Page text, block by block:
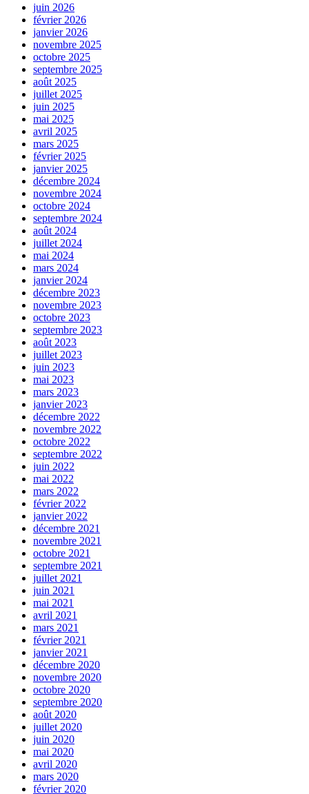
juin 2026
février 2026
janvier 2026
novembre 2025
octobre 2025
septembre 2025
août 2025
juillet 2025
juin 2025
mai 2025
avril 2025
mars 2025
février 2025
janvier 2025
décembre 2024
novembre 2024
octobre 2024
septembre 2024
août 2024
juillet 2024
mai 2024
mars 2024
janvier 2024
décembre 2023
novembre 2023
octobre 2023
septembre 2023
août 2023
juillet 2023
juin 2023
mai 2023
mars 2023
janvier 2023
décembre 2022
novembre 2022
octobre 2022
septembre 2022
juin 2022
mai 2022
mars 2022
février 2022
janvier 2022
décembre 2021
novembre 2021
octobre 2021
septembre 2021
juillet 2021
juin 2021
mai 2021
avril 2021
mars 2021
février 2021
janvier 2021
décembre 2020
novembre 2020
octobre 2020
septembre 2020
août 2020
juillet 2020
juin 2020
mai 2020
avril 2020
mars 2020
février 2020